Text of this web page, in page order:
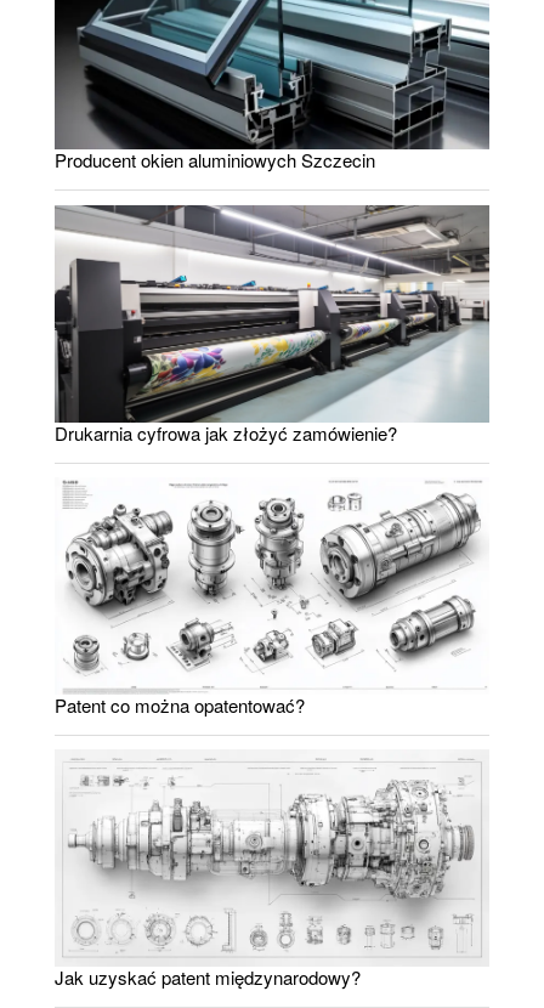
Producent okien aluminiowych Szczecin
Drukarnia cyfrowa jak złożyć zamówienie?
Patent co można opatentować?
Jak uzyskać patent międzynarodowy?